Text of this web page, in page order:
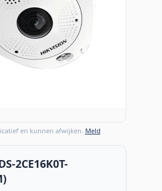
en kunnen afwijken. Meld
2CE16K0T-